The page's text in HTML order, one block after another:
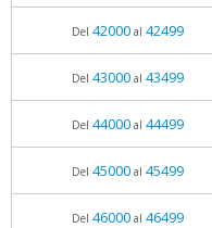
Del 42000al 42499
Del 43000al 43499
Del 44000al 44499
Del 45000al 45499
Del 46000al 46499